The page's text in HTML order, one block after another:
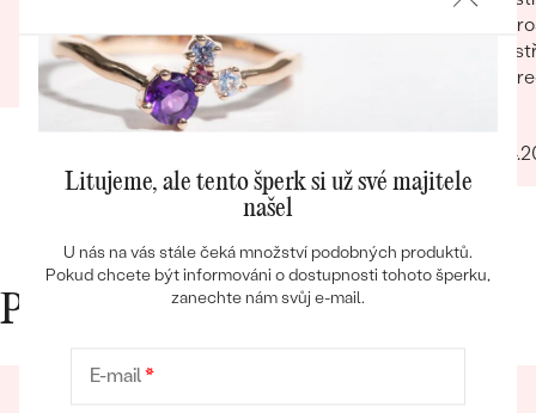
Bestsellery
Ondřej
17.02.2025
Zobrazit celou recenzi
Proč nakupovat v Eppi
Litujeme, ale tento šperk si už své majitele
našel
U nás na vás stále čeká množství podobných produktů.
Pokud chcete být informováni o dostupnosti tohoto šperku,
zanechte nám svůj e-mail.
E-mail*